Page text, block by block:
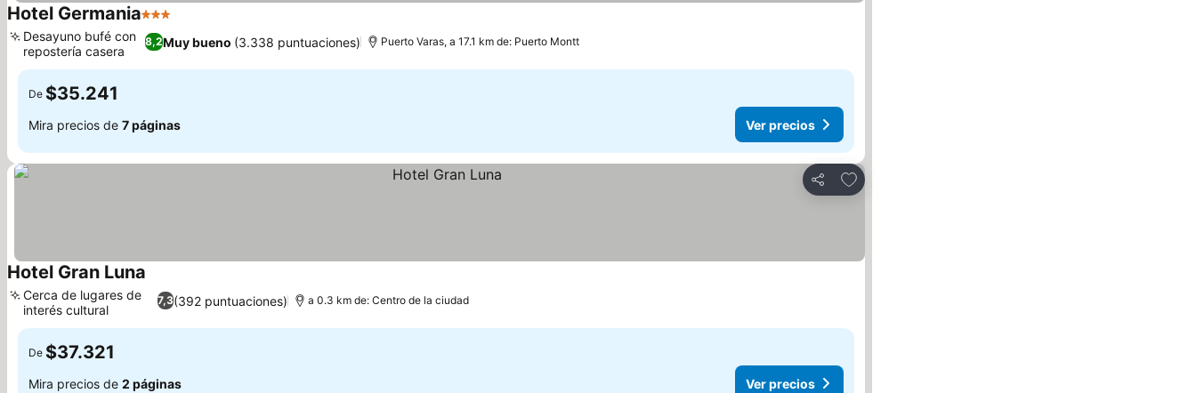
Hotel Germania3 Estrellas
8,2Muy bueno (3.338 puntuaciones)
Desayuno bufé con
repostería casera
Puerto Varas, a 17.1 km de: Puerto Montt
De $35.241
Mira precios de 7 páginas Ver precios
Compartir
Agregar a favoritos
Hotel Gran Luna
7,3(392 puntuaciones)
Cerca de lugares de
interés cultural
a 0.3 km de: Centro de la ciudad
De $37.321
Mira precios de 2 páginas Ver precios